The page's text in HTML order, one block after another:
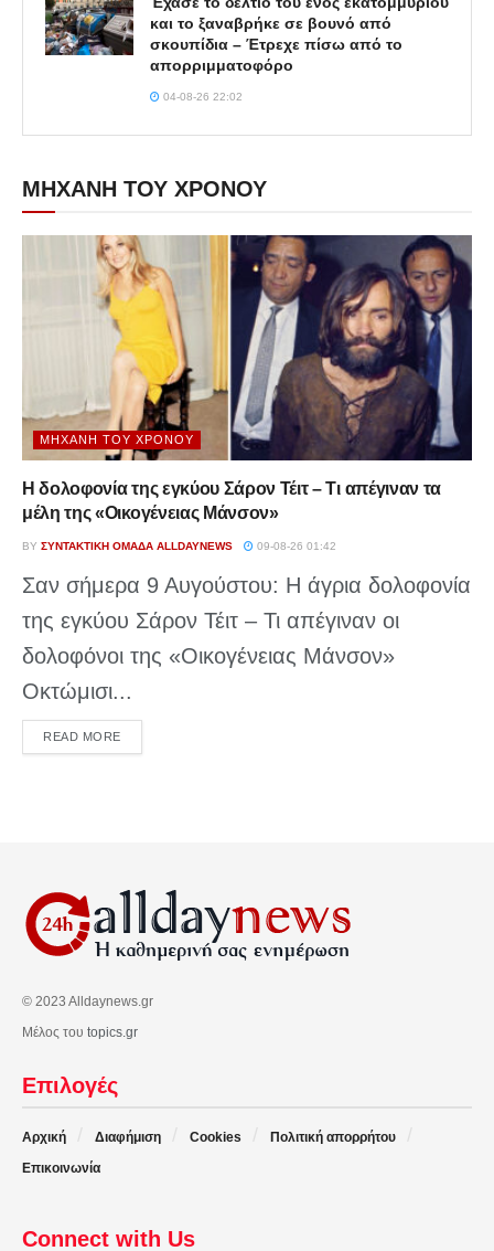
και το ξαναβρήκε σε βουνό από
σκουπίδια – Έτρεχε πίσω από το
απορριμματοφόρο
04-08-26 22:02
ΜΗΧΑΝΗ ΤΟΥ ΧΡΟΝΟΥ
ΜΗΧΑΝΉ ΤΟΥ ΧΡΌΝΟΥ
Η δολοφονία της εγκύου Σάρον Τέιτ – Τι απέγιναν τα
μέλη της «Οικογένειας Μάνσον»
BY ΣΥΝΤΑΚΤΙΚΉ ΟΜΆΔΑ ALLDAYNEWS 09-08-26 01:42
Σαν σήμερα 9 Αυγούστου: Η άγρια δολοφονία
της εγκύου Σάρον Τέιτ – Τι απέγιναν οι
δολοφόνοι της «Οικογένειας Μάνσον»
Οκτώμισι...
READ MOREDETAILS
© 2023 Alldaynews.gr
Μέλος του topics.gr
Επιλογές
Αρχική Διαφήμιση Cookies
Πολιτική απορρήτου
Επικοινωνία
Connect with Us